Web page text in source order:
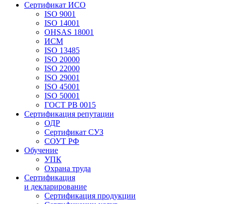
Сертификат ИСО
ISO 9001
ISO 14001
OHSAS 18001
ИСМ
ISO 13485
ISO 20000
ISO 22000
ISO 29001
ISO 45001
ISO 50001
ГОСТ РВ 0015
Сертификация репутации
ОДР
Сертификат СУЗ
СОУТ РФ
Обучение
УПК
Охрана труда
Сертификация
и декларирование
Сертификация продукции